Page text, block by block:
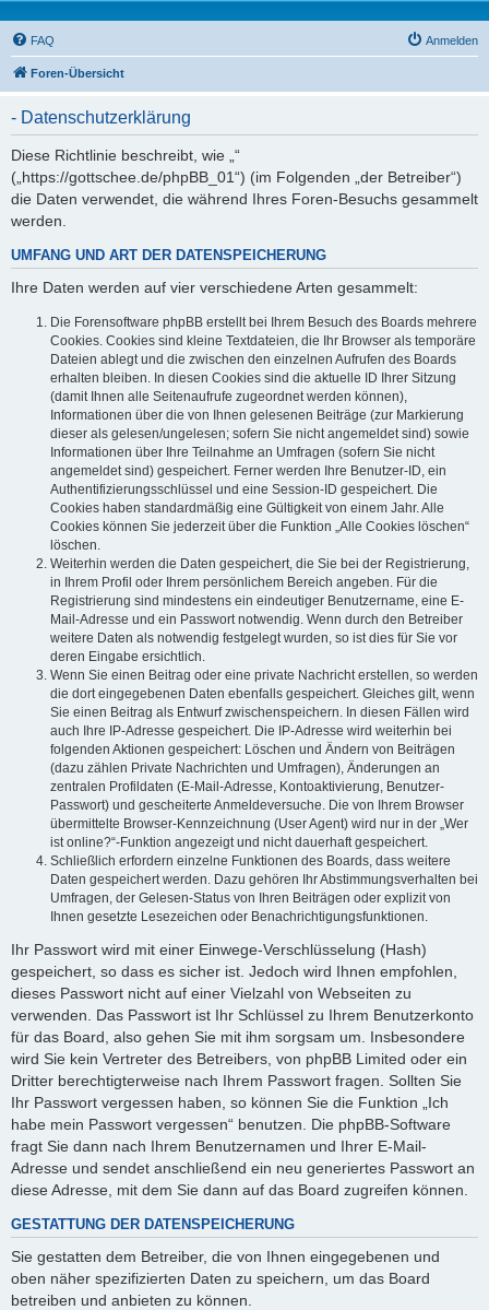
FAQ Anmelden
Foren-Übersicht
- Datenschutzerklärung
Diese Richtlinie beschreibt, wie „“
(„https://gottschee.de/phpBB_01“) (im Folgenden „der Betreiber“)
die Daten verwendet, die während Ihres Foren-Besuchs gesammelt
werden.
UMFANG UND ART DER DATENSPEICHERUNG
Ihre Daten werden auf vier verschiedene Arten gesammelt:
Die Forensoftware phpBB erstellt bei Ihrem Besuch des Boards mehrere
Cookies. Cookies sind kleine Textdateien, die Ihr Browser als temporäre
Dateien ablegt und die zwischen den einzelnen Aufrufen des Boards
erhalten bleiben. In diesen Cookies sind die aktuelle ID Ihrer Sitzung
(damit Ihnen alle Seitenaufrufe zugeordnet werden können),
Informationen über die von Ihnen gelesenen Beiträge (zur Markierung
dieser als gelesen/ungelesen; sofern Sie nicht angemeldet sind) sowie
Informationen über Ihre Teilnahme an Umfragen (sofern Sie nicht
angemeldet sind) gespeichert. Ferner werden Ihre Benutzer-ID, ein
Authentifizierungsschlüssel und eine Session-ID gespeichert. Die
Cookies haben standardmäßig eine Gültigkeit von einem Jahr. Alle
Cookies können Sie jederzeit über die Funktion „Alle Cookies löschen“
löschen.
Weiterhin werden die Daten gespeichert, die Sie bei der Registrierung,
in Ihrem Profil oder Ihrem persönlichem Bereich angeben. Für die
Registrierung sind mindestens ein eindeutiger Benutzername, eine E-
Mail-Adresse und ein Passwort notwendig. Wenn durch den Betreiber
weitere Daten als notwendig festgelegt wurden, so ist dies für Sie vor
deren Eingabe ersichtlich.
Wenn Sie einen Beitrag oder eine private Nachricht erstellen, so werden
die dort eingegebenen Daten ebenfalls gespeichert. Gleiches gilt, wenn
Sie einen Beitrag als Entwurf zwischenspeichern. In diesen Fällen wird
auch Ihre IP-Adresse gespeichert. Die IP-Adresse wird weiterhin bei
folgenden Aktionen gespeichert: Löschen und Ändern von Beiträgen
(dazu zählen Private Nachrichten und Umfragen), Änderungen an
zentralen Profildaten (E-Mail-Adresse, Kontoaktivierung, Benutzer-
Passwort) und gescheiterte Anmeldeversuche. Die von Ihrem Browser
übermittelte Browser-Kennzeichnung (User Agent) wird nur in der „Wer
ist online?“-Funktion angezeigt und nicht dauerhaft gespeichert.
Schließlich erfordern einzelne Funktionen des Boards, dass weitere
Daten gespeichert werden. Dazu gehören Ihr Abstimmungsverhalten bei
Umfragen, der Gelesen-Status von Ihren Beiträgen oder explizit von
Ihnen gesetzte Lesezeichen oder Benachrichtigungsfunktionen.
Ihr Passwort wird mit einer Einwege-Verschlüsselung (Hash)
gespeichert, so dass es sicher ist. Jedoch wird Ihnen empfohlen,
dieses Passwort nicht auf einer Vielzahl von Webseiten zu
verwenden. Das Passwort ist Ihr Schlüssel zu Ihrem Benutzerkonto
für das Board, also gehen Sie mit ihm sorgsam um. Insbesondere
wird Sie kein Vertreter des Betreibers, von phpBB Limited oder ein
Dritter berechtigterweise nach Ihrem Passwort fragen. Sollten Sie
Ihr Passwort vergessen haben, so können Sie die Funktion „Ich
habe mein Passwort vergessen“ benutzen. Die phpBB-Software
fragt Sie dann nach Ihrem Benutzernamen und Ihrer E-Mail-
Adresse und sendet anschließend ein neu generiertes Passwort an
diese Adresse, mit dem Sie dann auf das Board zugreifen können.
GESTATTUNG DER DATENSPEICHERUNG
Sie gestatten dem Betreiber, die von Ihnen eingegebenen und
oben näher spezifizierten Daten zu speichern, um das Board
betreiben und anbieten zu können.